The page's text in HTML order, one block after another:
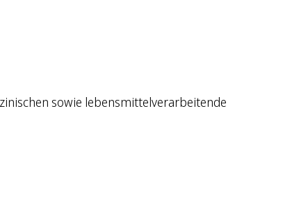
sowie lebensmittelverarbeitende